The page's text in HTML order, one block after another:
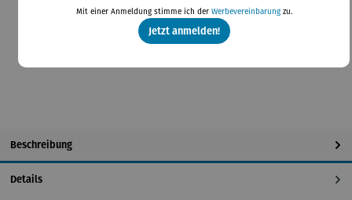
L M
In den Warenkorb
Beschreibung
Details
Mit einer Anmeldung stimme ich der Werbevereinbarungzu.
Jetzt anmelden!